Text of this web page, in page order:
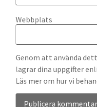
Webbplats
Genom att använda
lagrar dina uppgifter
Läs mer om hur vi